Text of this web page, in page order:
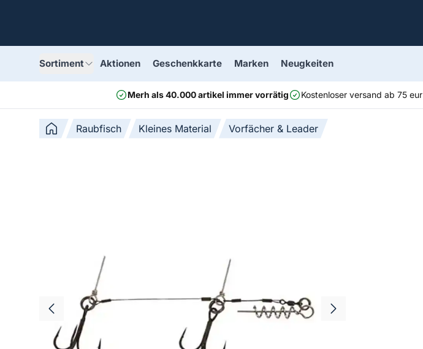
Sortiment Aktionen Geschenkkarte Marken Neugkeiten
Merh als 40.000 artikel immer vorrätig Kostenloser versand ab 75 eur
Raubfisch Kleines Material Vorfächer & Leader